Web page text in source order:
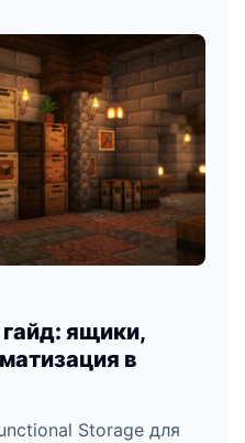
ящики,
в
Storage для